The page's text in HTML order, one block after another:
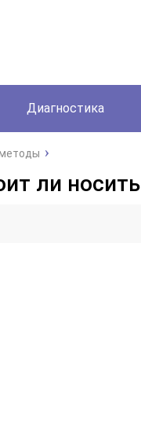
Диагностика
ли носить